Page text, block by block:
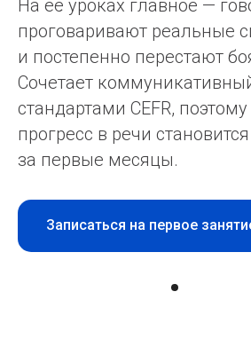
Магистр Харьковского
университета имени В. Н.
близким к носителю
произношением. Его
произношение настолько
собеседники нередко
носителем языка. На
выступлениям,